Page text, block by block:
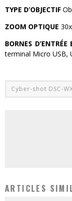
TYPE D’OBJECTIF
ZOOM OPTIQUE 30x
BORNES
terminal Micro USB,
Cyber-shot DSC-
ARTICLES